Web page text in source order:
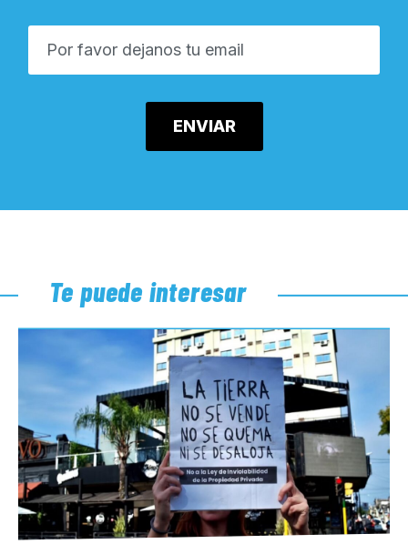
Te puede interesar